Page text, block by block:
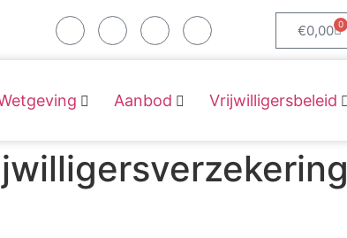
€0,00 0
Aanbod Vrijwilligersbeleid